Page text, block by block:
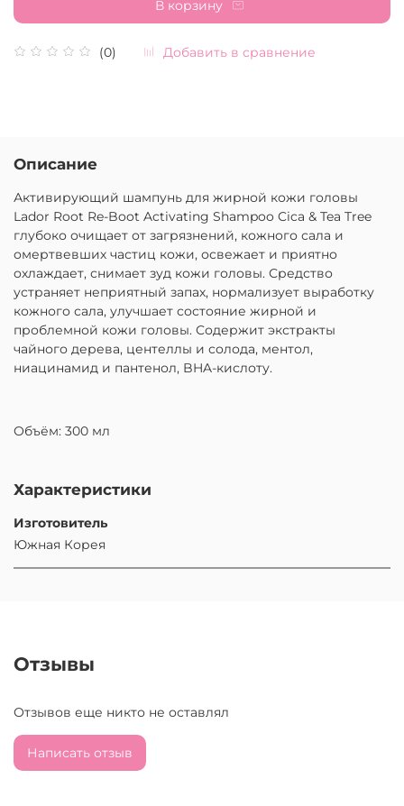
(0) Добавить в сравнение
В корзину
Описание
Активирующий шампунь для жирной кожи головы
Lador Root Re-Boot Activating Shampoo Cica & Tea Tree
глубоко очищает от загрязнений, кожного сала и
омертвевших частиц кожи, освежает и приятно
охлаждает, снимает зуд кожи головы. Средство
устраняет неприятный запах, нормализует выработку
кожного сала, улучшает состояние жирной и
проблемной кожи головы. Содержит экстракты
чайного дерева, центеллы и солода, ментол,
ниацинамид и пантенол, BHA-кислоту.
Объём: 300 мл
Характеристики
Изготовитель
Южная Корея
Отзывы
Отзывов еще никто не оставлял
Написать отзыв